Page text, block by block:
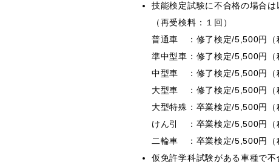
技能検定試験に不合格の場合は
（再受検料：１回）
普通車 ：修了検定/5,500円（
準中型車：修了検定/5,500円（
中型車 ：修了検定/5,500円（
大型車 ：修了検定/5,500円（
大型特殊：卒業検定/5,500円（
けん引 ：卒業検定/5,500円（
二輪車 ：卒業検定/5,500円（
仮免許学科試験がある車種で